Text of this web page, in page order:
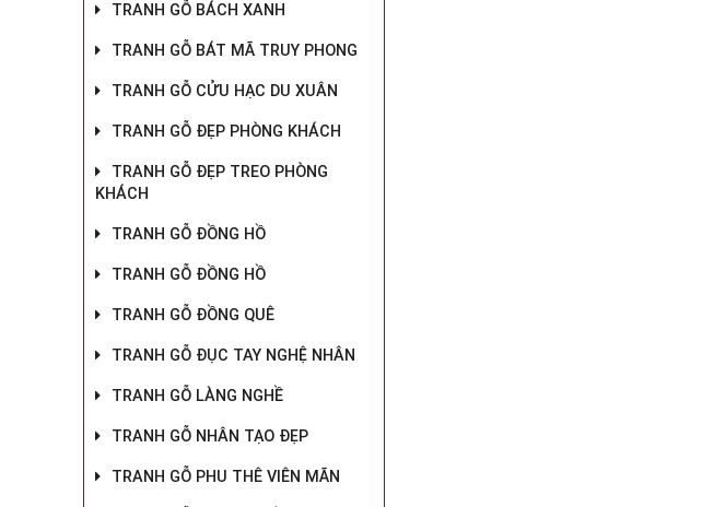
TRANH GỖ BÁCH XANH
TRANH GỖ BÁT MÃ TRUY PHONG
TRANH GỖ CỬU HẠC DU XUÂN
TRANH GỖ ĐẸP PHÒNG KHÁCH
TRANH GỖ ĐẸP TREO PHÒNG
KHÁCH
TRANH GỖ ĐỒNG HỒ
TRANH GỖ ĐỒNG HỒ
TRANH GỖ ĐỒNG QUÊ
TRANH GỖ ĐỤC TAY NGHỆ NHÂN
TRANH GỖ LÀNG NGHỀ
TRANH GỖ NHÂN TẠO ĐẸP
TRANH GỖ PHU THÊ VIÊN MÃN